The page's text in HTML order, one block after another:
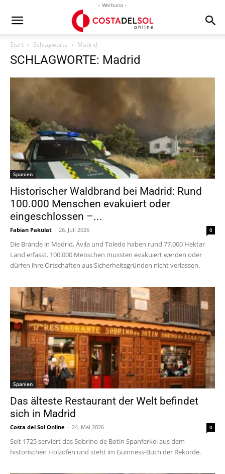
- Werbung -
Start Schlagworte Madrid
SCHLAGWORTE: Madrid
Spanien
Historischer Waldbrand bei Madrid: Rund
100.000 Menschen evakuiert oder
eingeschlossen –...
Fabian Pakulat - 26. Juli 2026 0
Die Brände in Madrid, Ávila und Toledo haben rund 77.000 Hektar
Land erfasst. 100.000 Menschen mussten evakuiert werden oder
dürfen ihre Ortschaften aus Sicherheitsgründen nicht verlassen.
Spanien
Das älteste Restaurant der Welt befindet
sich in Madrid
Costa del Sol Online - 24. Mai 2026 0
Seit 1725 serviert das Sobrino de Botín Spanferkel aus dem
historischen Holzofen und steht im Guinness-Buch der Rekorde.